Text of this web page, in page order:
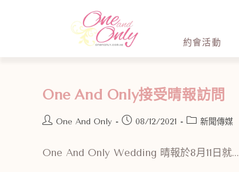
約會活動
One And Only接受晴報訪問
One And Only 08/12/2021 新聞傳媒
One And Only Wedding 晴報於8月11日就...